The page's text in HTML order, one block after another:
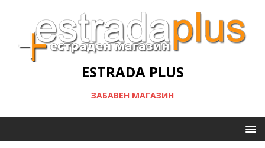
ESTRADA PLUS
ЗАБАВЕН МАГАЗИН